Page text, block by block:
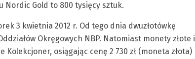
Nordic Gold to 800 tysięcy sztuk.
3 kwietnia 2012 r. Od tego dnia dwuzłotówkę
Okręgowych NBP. Natomiast monety złote i
osiągając cenę 2 730 zł (moneta złota)